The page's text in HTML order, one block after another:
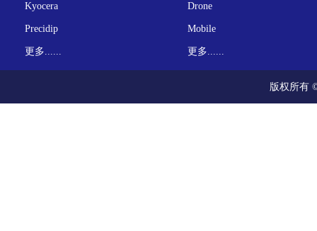
Kyocera
Precidip
更多......
Drone
Mobile
更多......
版权所有